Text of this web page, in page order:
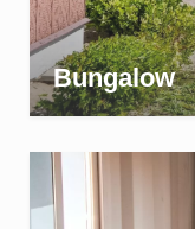
Bungalow